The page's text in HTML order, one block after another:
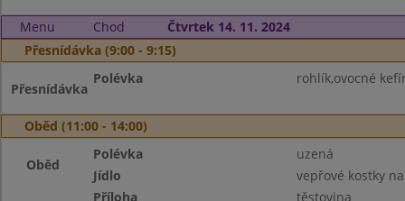
Menu Chod
Čtvrtek 14. 11. 2024
Přesnídávka (9:00 - 9:15)
Přesnídávka
Polévka rohlík,ovocné
Oběd (11:00 - 14:00)
Oběd
Polévka
uzená
Jídlo
vepřové kostky
Příloha
těstovina